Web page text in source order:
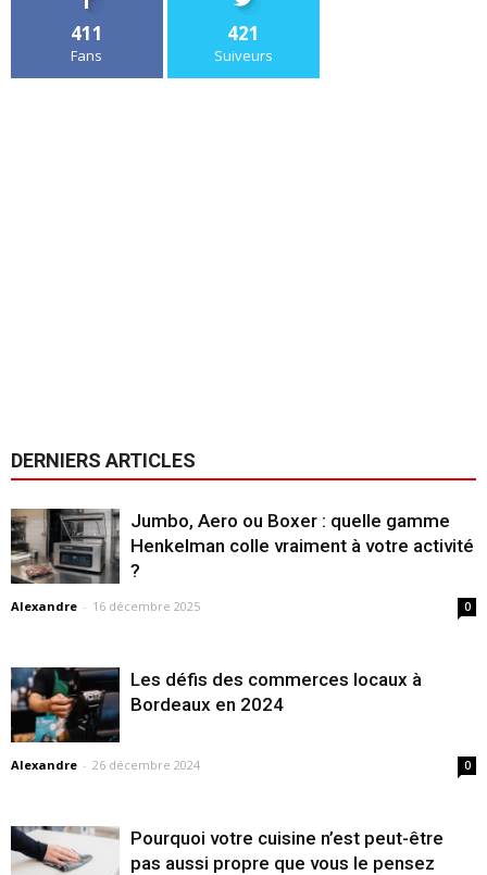
411
Fans
421
Suiveurs
DERNIERS ARTICLES
Jumbo, Aero ou Boxer : quelle gamme
Henkelman colle vraiment à votre activité
?
Alexandre - 16 décembre 2025 0
Les défis des commerces locaux à
Bordeaux en 2024
Alexandre - 26 décembre 2024 0
Pourquoi votre cuisine n’est peut-être
pas aussi propre que vous le pensez